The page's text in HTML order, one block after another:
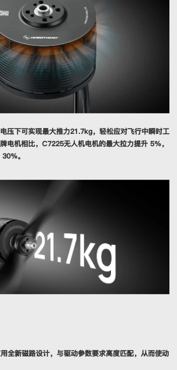
压下可实现最大推力21.7kg，轻松应对飞行中瞬时工
电机相比，C7225无人机电机的最大拉力提升 5%，
。
全新磁路设计，与驱动参数要求高度匹配，从而使动